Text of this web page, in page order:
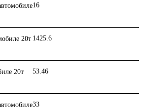
16
20т 1425.6
20т
53.46
33